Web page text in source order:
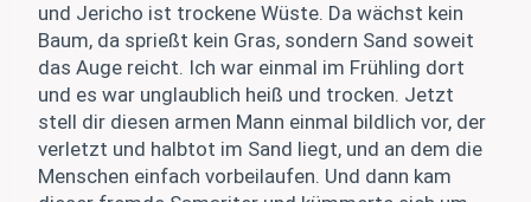
und Jericho ist trockene Wüste. Da wächst kein
Baum, da sprießt kein Gras, sondern Sand soweit
das Auge reicht. Ich war einmal im Frühling dort
und es war unglaublich heiß und trocken. Jetzt
stell dir diesen armen Mann einmal bildlich vor, der
verletzt und halbtot im Sand liegt, und an dem die
Menschen einfach vorbeilaufen. Und dann kam